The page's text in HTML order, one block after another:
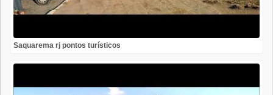
Saquarema rj pontos turísticos